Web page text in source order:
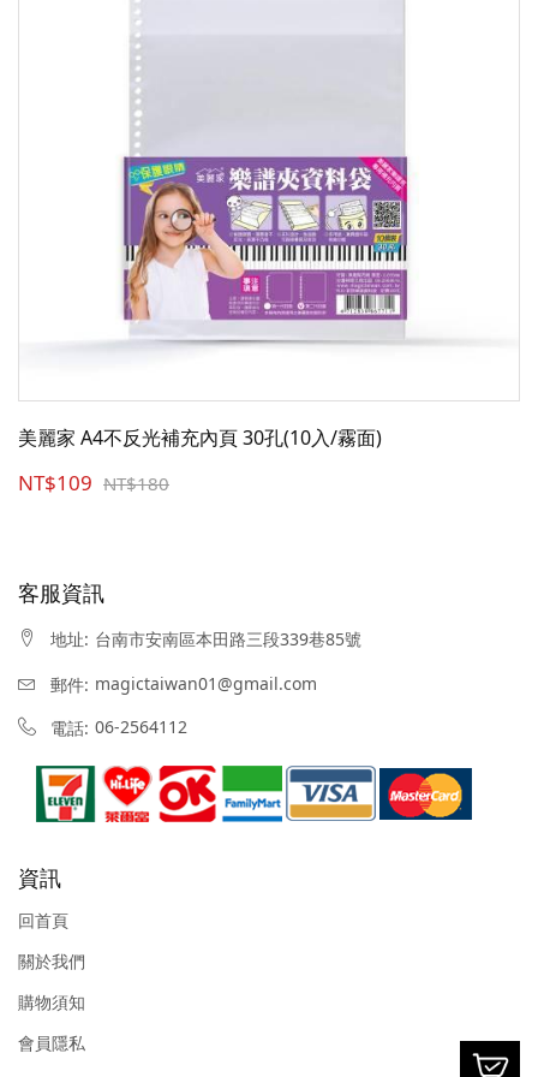
美麗家 A4不反光補充內頁 30孔(10入/霧面)
NT$109 NT$180
客服資訊
地址: 台南市安南區本田路三段339巷85號
郵件: magictaiwan01@gmail.com
電話: 06-2564112
資訊
回首頁
關於我們
購物須知
會員隱私